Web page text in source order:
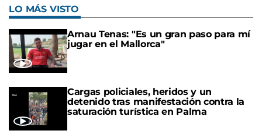
LO MÁS VISTO
Arnau Tenas: "Es un gran paso para mí
jugar en el Mallorca"
Cargas policiales, heridos y un
detenido tras manifestación contra la
saturación turística en Palma